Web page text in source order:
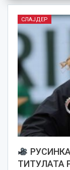
СЛАЈДЕР
ТИТУЛАТА